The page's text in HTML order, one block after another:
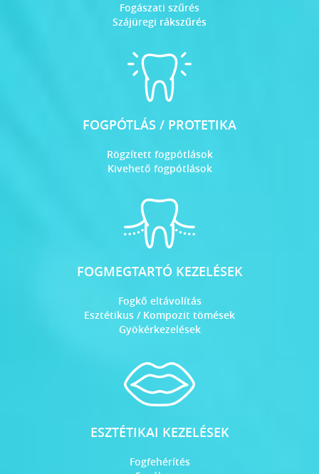
Fogászati szűrés
Szájüregi rákszűrés
FOGPÓTLÁS / PROTETIKA
Rögzített fogpótlások
Kivehető fogpótlások
FOGMEGTARTÓ KEZELÉSEK
Fogkő eltávolítás
Esztétikus / Kompozit tömések
Gyökérkezelések
ESZTÉTIKAI KEZELÉSEK
Fogfehérítés